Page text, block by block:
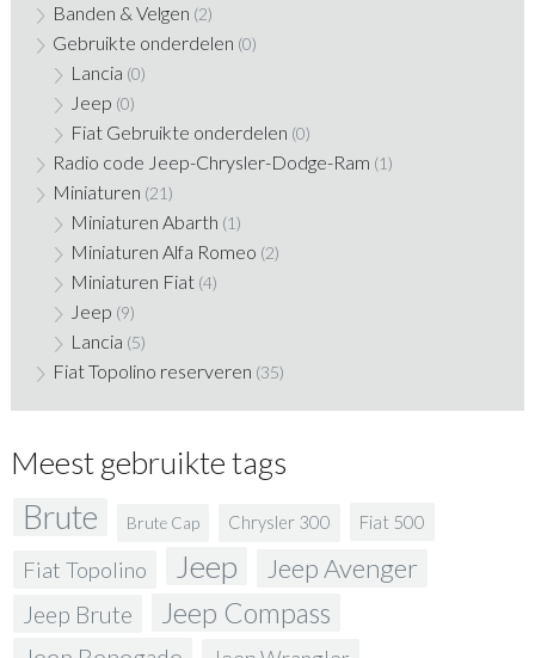
Banden & Velgen (2)
Gebruikte onderdelen (0)
Lancia (0)
Jeep (0)
Fiat Gebruikte onderdelen (0)
Radio code Jeep-Chrysler-Dodge-Ram (1)
Miniaturen (21)
Miniaturen Abarth (1)
Miniaturen Alfa Romeo (2)
Miniaturen Fiat (4)
Jeep (9)
Lancia (5)
Fiat Topolino reserveren (35)
Meest gebruikte tags
Brute Brute Cap Chrysler 300 Fiat 500
Fiat Topolino Jeep Jeep Avenger
Jeep Brute Jeep Compass